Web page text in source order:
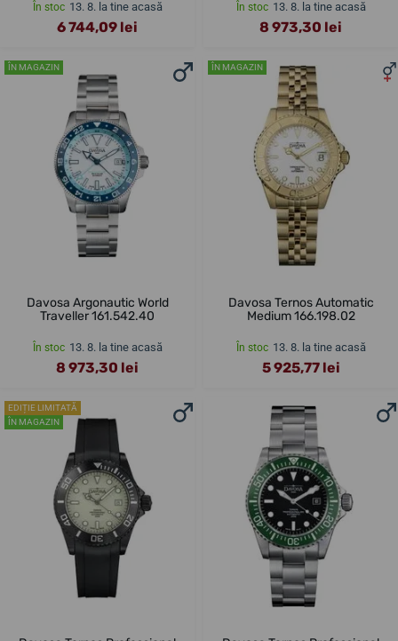
În stoc 13. 8. la tine acasă
6 744,09 lei
În stoc 13. 8. la tine acasă
8 973,30 lei
ÎN MAGAZIN
Davosa Argonautic World
Traveller 161.542.40
În stoc 13. 8. la tine acasă
8 973,30 lei
ÎN MAGAZIN
Davosa Ternos Automatic
Medium 166.198.02
În stoc 13. 8. la tine acasă
5 925,77 lei
EDIȚIE LIMITATĂ
ÎN MAGAZIN